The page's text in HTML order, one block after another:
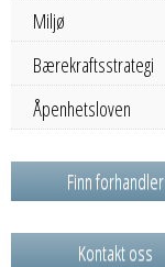
Miljø
Bærekraftsstrategi
Åpenhetsloven
Finn forhandler
Kontakt oss